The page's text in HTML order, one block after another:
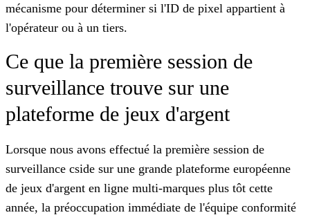
mécanisme pour déterminer si l'ID de pixel appartient à
l'opérateur ou à un tiers.
Ce que la première session de
surveillance trouve sur une
plateforme de jeux d'argent
Lorsque nous avons effectué la première session de
surveillance cside sur une grande plateforme européenne
de jeux d'argent en ligne multi-marques plus tôt cette
année, la préoccupation immédiate de l'équipe conformité